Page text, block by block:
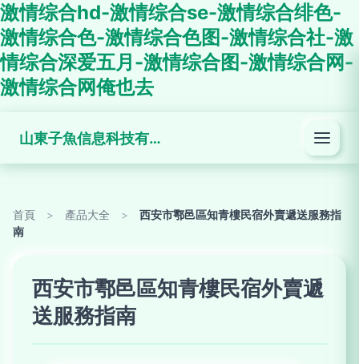
激情综合hd-激情综合se-激情综合绯色-
激情综合色-激情综合色图-激情综合社-激
情综合深爱五月-激情综合图-激情综合网-
激情综合网俺也去
山東子魚信息科技有限公司
首頁 > 產品大全 >
西安市鄠邑區知青樓民宿外賣遞送服務指
南
西安市鄠邑區知青樓民宿外賣遞
送服務指南